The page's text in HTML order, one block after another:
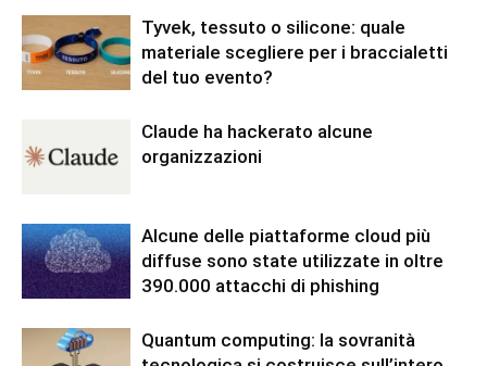
Tyvek, tessuto o silicone: quale
materiale scegliere per i braccialetti
del tuo evento?
Claude ha hackerato alcune
organizzazioni
Alcune delle piattaforme cloud più
diffuse sono state utilizzate in oltre
390.000 attacchi di phishing
Quantum computing: la sovranità